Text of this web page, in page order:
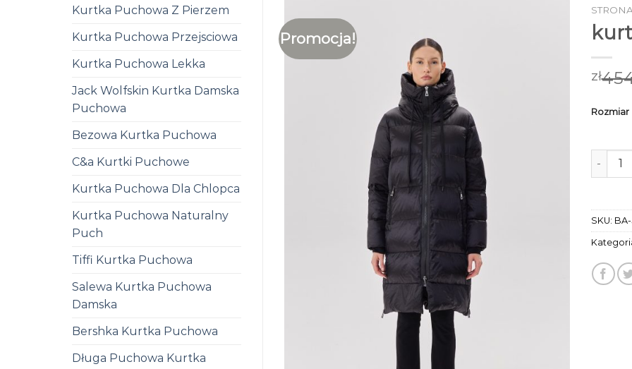
Kurtka Puchowa Z Pierzem
Kurtka Puchowa Przejsciowa
Kurtka Puchowa Lekka
Jack Wolfskin Kurtka Damska
Puchowa
Bezowa Kurtka Puchowa
C&a Kurtki Puchowe
Kurtka Puchowa Dla Chlopca
Kurtka Puchowa Naturalny
Puch
Tiffi Kurtka Puchowa
Salewa Kurtka Puchowa
Damska
Bershka Kurtka Puchowa
Długa Puchowa Kurtka
Promocja!
zł
Rozmiar
ilość
SKU: